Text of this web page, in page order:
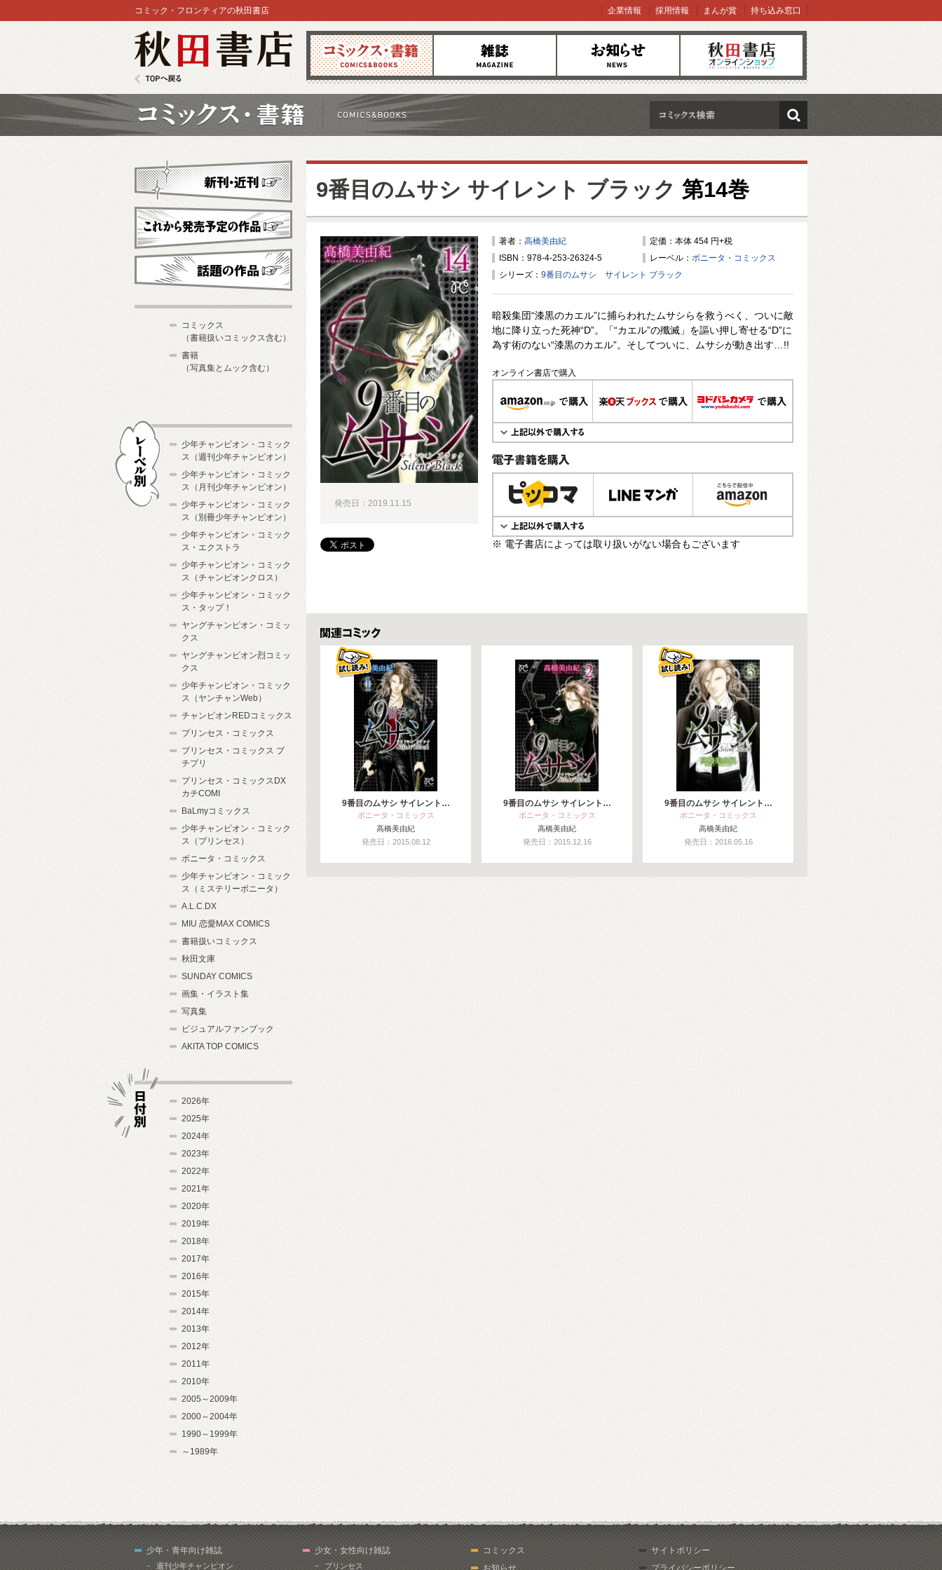
コミックス 雑誌 お知らせ オンラインショップ
コミック・フロンティアの秋田書店 企業情報 採用情報 まんが賞 持ち込み窓口
検索
9番目のムサシ サイレント ブラック 第14巻
著者： 高橋美由紀
定価：本体 454 円+税
ISBN：978-4-253-26324-5
レーベル： ボニータ・コミックス
シリーズ： 9番目のムサシ サイレント ブラック
暗殺集団“漆黒のカエル”に捕らわれたムサシらを救うべく、ついに敵
地に降り立った死神“D”。「“カエル”の殲滅」を謳い押し寄せる“D”に
為す術のない“漆黒のカエル”。そしてついに、ムサシが動き出す…!!
オンライン書店で購入
電子書籍で購入
※ 電子書店によっては取り扱いがない場合もございます
発売日：2019.11.15
関連コミックス
9番目のムサシ サイレント…
ボニータ・コミックス
高橋美由紀
発売日：2015.08.12
9番目のムサシ サイレント…
ボニータ・コミックス
高橋美由紀
発売日：2015.12.16
9番目のムサシ サイレント…
ボニータ・コミックス
高橋美由紀
発売日：2016.05.16
新刊・近刊
これから発売予定
コミックス
（書籍扱いコミックス含む）
書籍
（写真集とムック含む）
少年チャンピオン・コミック
ス（週刊少年チャンピオン）
少年チャンピオン・コミック
ス（月刊少年チャンピオン）
少年チャンピオン・コミック
ス（別冊少年チャンピオン）
少年チャンピオン・コミック
ス・エクストラ
少年チャンピオン・コミック
ス（チャンピオンクロス）
少年チャンピオン・コミック
ス・タップ！
ヤングチャンピオン・コミッ
クス
ヤングチャンピオン烈コミッ
クス
少年チャンピオン・コミック
ス（ヤンチャンWeb）
チャンピオンREDコミックス
プリンセス・コミックス
プリンセス・コミックス プ
チプリ
プリンセス・コミックスDX
カチCOMI
BaLmyコミックス
少年チャンピオン・コミック
ス（プリンセス）
ボニータ・コミックス
少年チャンピオン・コミック
ス（ミステリーボニータ）
A.L.C.DX
MIU 恋愛MAX COMICS
書籍扱いコミックス
秋田文庫
SUNDAY COMICS
画集・イラスト集
写真集
ビジュアルファンブック
AKITA TOP COMICS
2026年
2025年
2024年
2023年
2022年
2021年
2020年
2019年
2018年
2017年
2016年
2015年
2014年
2013年
2012年
2011年
2010年
2005～2009年
2000～2004年
1990～1999年
～1989年
少年・青年向け雑誌
週刊少年チャンピオン
少女・女性向け雑誌
プリンセス
コミックス
お知らせ
サイトポリシー
プライバシーポリシー